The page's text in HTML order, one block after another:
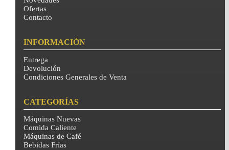
Ofertas
Contacto
INFORMACIÓN
Entrega
Devolución
Condiciones Generales de Venta
CATEGORÍAS
Máquinas Nuevas
Comida Caliente
Máquinas de Café
Bebidas Frías